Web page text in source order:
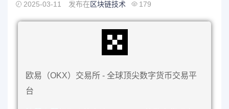
2025-03-11 发布在区块链技术 179
欧易（OKX）交易所 - 全球顶尖数字货币交易平
台